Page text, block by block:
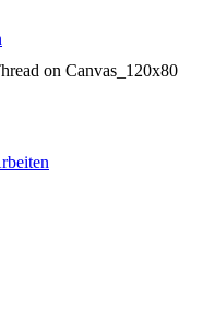
on Canvas_120x80